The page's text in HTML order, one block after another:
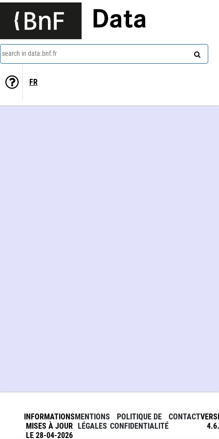
Data
search in data.bnf.fr
FR
INFORMATIONS
MISES À JOUR
LE 28-04-2026
MENTIONS
LÉGALES
POLITIQUE DE
CONFIDENTIALITÉ
CONTACT